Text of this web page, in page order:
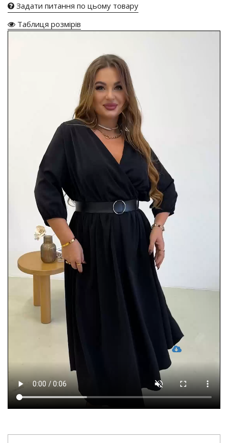
Задати питання по цьому товару
Таблиця розмірів